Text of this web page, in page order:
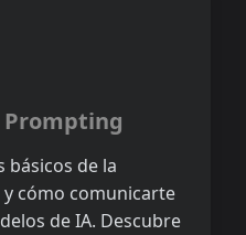
Prompting
básicos de la
cómo comunicarte
de IA. Descubre